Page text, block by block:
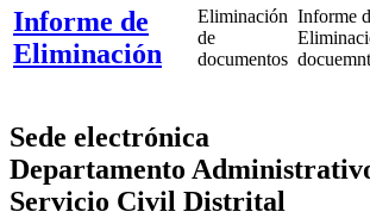
Informe de
Eliminación
Eliminación
de
documentos
Informe
Sede electrónica
Departamento
Servicio Civil Distrital